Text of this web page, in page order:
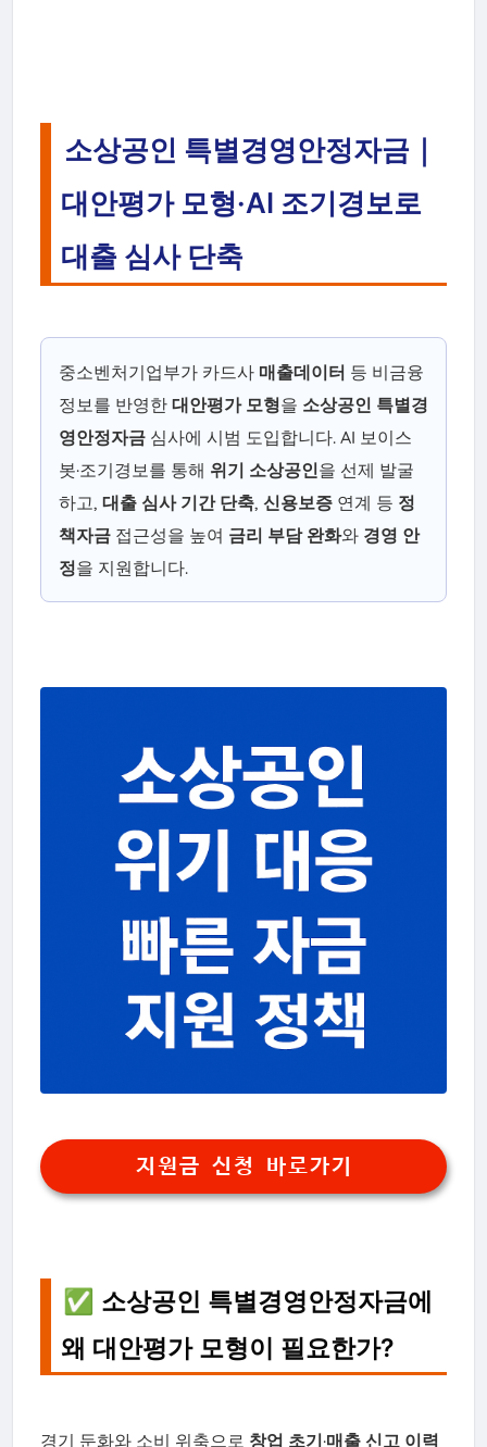
소상공인 특별경영안정자금｜
대안평가 모형·AI 조기경보로
대출 심사 단축
중소벤처기업부가 카드사 매출데이터 등 비금융
정보를 반영한 대안평가 모형을 소상공인 특별경
영안정자금심사에 시범 도입합니다. AI 보이스
봇·조기경보를 통해 위기 소상공인을 선제 발굴
하고, 대출 심사 기간 단축, 신용보증연계 등 정
책자금접근성을 높여 금리 부담 완화와 경영 안
정을 지원합니다.
지원금 신청 바로가기
✅ 소상공인 특별경영안정자금에
왜 대안평가 모형이 필요한가?
경기 둔화와 소비 위축으로 창업 초기·매출 신고 이력